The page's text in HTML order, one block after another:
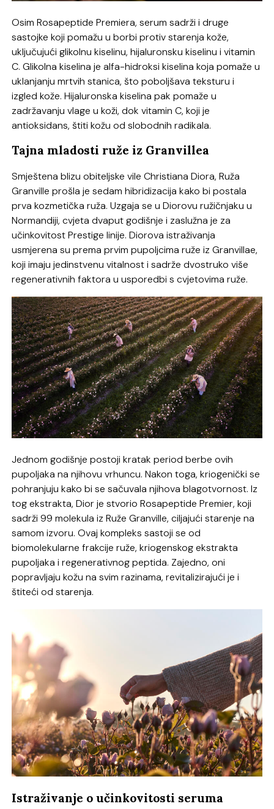
Osim Rosapeptide Premiera, serum sadrži i druge
sastojke koji pomažu u borbi protiv starenja kože,
uključujući glikolnu kiselinu, hijaluronsku kiselinu i vitamin
C. Glikolna kiselina je alfa-hidroksi kiselina koja pomaže u
uklanjanju mrtvih stanica, što poboljšava teksturu i
izgled kože. Hijaluronska kiselina pak pomaže u
zadržavanju vlage u koži, dok vitamin C, koji je
antioksidans, štiti kožu od slobodnih radikala.
Tajna mladosti ruže iz Granvillea
Smještena blizu obiteljske vile Christiana Diora, Ruža
Granville prošla je sedam hibridizacija kako bi postala
prva kozmetička ruža. Uzgaja se u Diorovu ružičnjaku u
Normandiji, cvjeta dvaput godišnje i zaslužna je za
učinkovitost Prestige linije. Diorova istraživanja
usmjerena su prema prvim pupoljcima ruže iz Granvillae,
koji imaju jedinstvenu vitalnost i sadrže dvostruko više
regenerativnih faktora u usporedbi s cvjetovima ruže.
Jednom godišnje postoji kratak period berbe ovih
pupoljaka na njihovu vrhuncu. Nakon toga, kriogenički se
pohranjuju kako bi se sačuvala njihova blagotvornost. Iz
tog ekstrakta, Dior je stvorio Rosapeptide Premier, koji
sadrži 99 molekula iz Ruže Granville, ciljajući starenje na
samom izvoru. Ovaj kompleks sastoji se od
biomolekularne frakcije ruže, kriogenskog ekstrakta
pupoljaka i regenerativnog peptida. Zajedno, oni
popravljaju kožu na svim razinama, revitalizirajući je i
štiteći od starenja.
Istraživanje o učinkovitosti seruma